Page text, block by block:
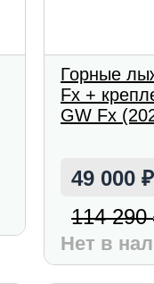
Горные
Fx +
GW Fx
49 000₽
114 290
Нет в